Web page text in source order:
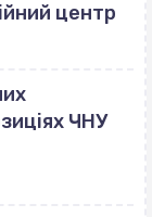
центр
ЧНУ